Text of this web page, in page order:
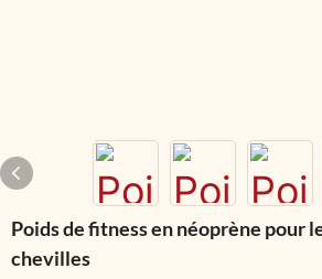
Poids de fitness en néoprène pour
chevilles